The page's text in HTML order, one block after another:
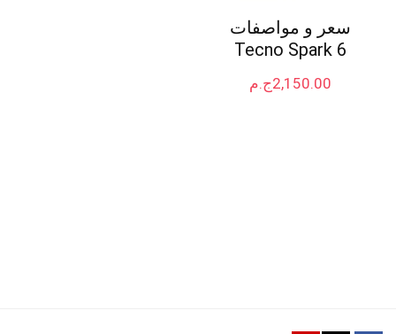
سعر و مواصفات
Tecno Spark 6
ج.م2,150.00